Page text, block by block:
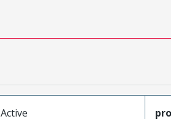
Active